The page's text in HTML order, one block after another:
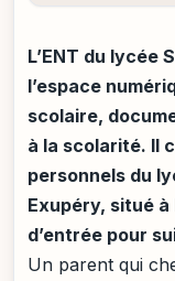
L’ENT du lycée
l’espace
scolaire,
à la scolarité. Il
personnels du
Exupéry, situé
d’entrée pour
Un parent qui